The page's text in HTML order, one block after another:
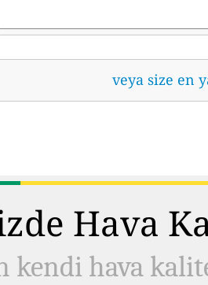
veya size en
Hava
kendi hava